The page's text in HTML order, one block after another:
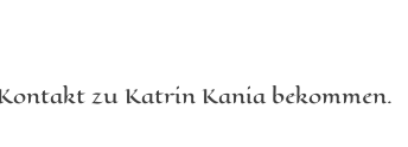
zu Katrin Kania bekommen.